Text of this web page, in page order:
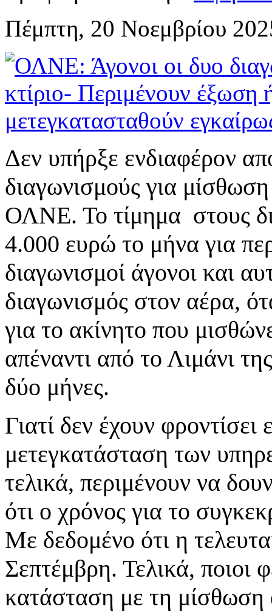
Πέμπτη, 20 Νοεμβρίου
Δεν υπήρξε ενδιαφέρον
διαγωνισμούς για
ΟΛΝΕ. Το τίμημα στους
4.000 ευρώ το μήνα για
διαγωνισμοί άγονοι και
διαγωνισμός στον αέρα,
για το ακίνητο που
απέναντι από το Λιμάνι
δύο μήνες.
Γιατί δεν έχουν
μετεγκατάσταση των
τελικά, περιμένουν να
ότι ο χρόνος για το
Με δεδομένο ότι η
Σεπτέμβρη. Τελικά, ποιοι
κατάσταση με τη μίσθωση